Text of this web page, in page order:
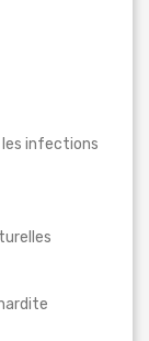
infections